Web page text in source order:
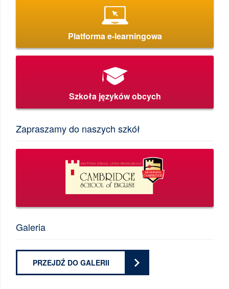
Platforma e-learningowa
Szkoła języków obcych
Zapraszamy do naszych szkół
Galeria
PRZEJDŹ DO GALERII